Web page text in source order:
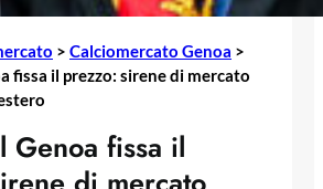
> Calciomercato Genoa >
fissa il prezzo: sirene di mercato
Genoa fissa il